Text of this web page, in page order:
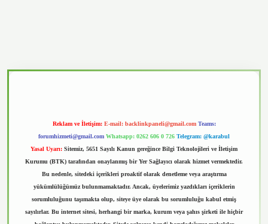
Reklam ve İletişim: E-mail: backlinkpaneli@gmail.com Teams:
forumhizmeti@gmail.com Whatsapp: 0262 606 0 726 Telegram: @karabul
Yasal Uyarı: Sitemiz, 5651 Sayılı Kanun gereğince Bilgi Teknolojileri ve İletişim
Kurumu (BTK) tarafından onaylanmış bir Yer Sağlayıcı olarak hizmet vermektedir.
Bu nedenle, sitedeki içerikleri proaktif olarak denetleme veya araştırma
yükümlülüğümüz bulunmamaktadır. Ancak, üyelerimiz yazdıkları içeriklerin
sorumluluğunu taşımakta olup, siteye üye olarak bu sorumluluğu kabul etmiş
sayılırlar. Bu internet sitesi, herhangi bir marka, kurum veya şahıs şirketi ile hiçbir